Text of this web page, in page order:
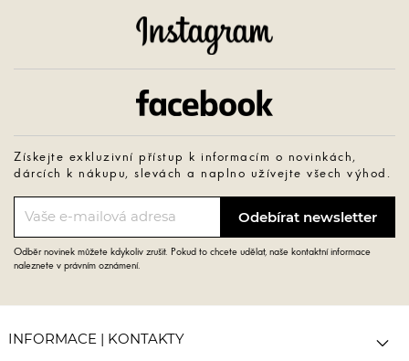
Získejte exkluzivní přístup k informacím o novinkách,
dárcích k nákupu, slevách a naplno užívejte všech výhod.
Odběr novinek můžete kdykoliv zrušit. Pokud to chcete udělat, naše kontaktní informace
naleznete v právním oznámení.
INFORMACE | KONTAKTY 